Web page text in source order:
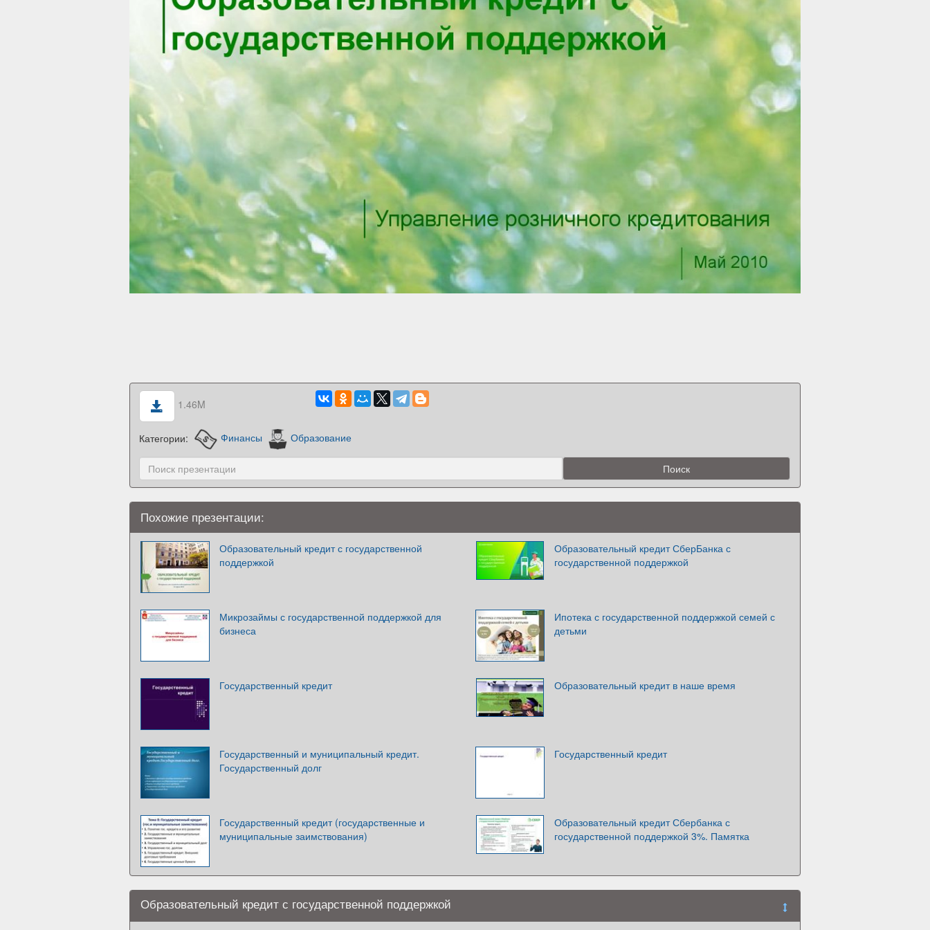
1.46M
Категории: Финансы Образование
Похожие презентации:
Образовательный кредит с государственной
поддержкой
Образовательный кредит СберБанка с
государственной поддержкой
Микрозаймы с государственной поддержкой для
бизнеса
Ипотека с государственной поддержкой семей с
детьми
Государственный кредит Образовательный кредит в наше время
Государственный и муниципальный кредит.
Государственный долг
Государственный кредит
Государственный кредит (государственные и
муниципальные заимствования)
Образовательный кредит Сбербанка с
государственной поддержкой 3%. Памятка
Образовательный кредит с государственной поддержкой